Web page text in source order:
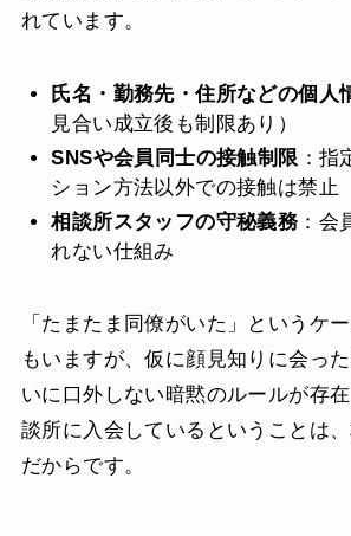
れています。
氏名・勤務先・住所などの個人
見合い成立後も制限あり）
SNSや会員同士の接触制限 ：指
ション方法以外での接触は禁止
相談所スタッフの守秘義務 ：会
れない仕組み
「たまたま同僚がいた」というケ
もいますが、仮に顔見知りに会っ
いに口外しない暗黙のルールが存
談所に入会しているということは
だからです。